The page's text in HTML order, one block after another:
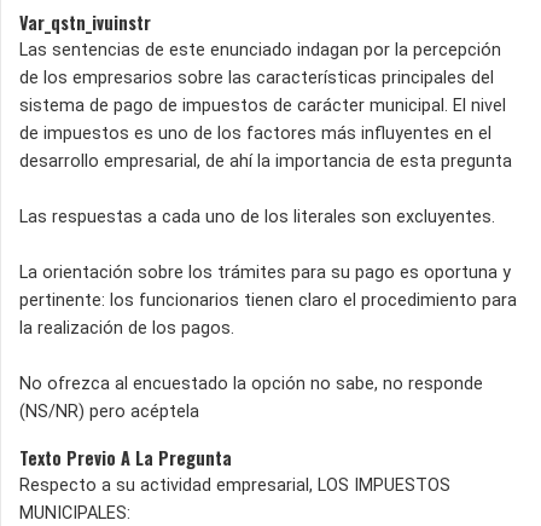
Var_qstn_ivuinstr
Las sentencias de este enunciado indagan por la percepción
de los empresarios sobre las características principales del
sistema de pago de impuestos de carácter municipal. El nivel
de impuestos es uno de los factores más influyentes en el
desarrollo empresarial, de ahí la importancia de esta pregunta
Las respuestas a cada uno de los literales son excluyentes.
La orientación sobre los trámites para su pago es oportuna y
pertinente: los funcionarios tienen claro el procedimiento para
la realización de los pagos.
No ofrezca al encuestado la opción no sabe, no responde
(NS/NR) pero acéptela
Texto Previo A La Pregunta
Respecto a su actividad empresarial, LOS IMPUESTOS
MUNICIPALES: